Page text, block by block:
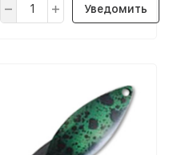
Уведомить